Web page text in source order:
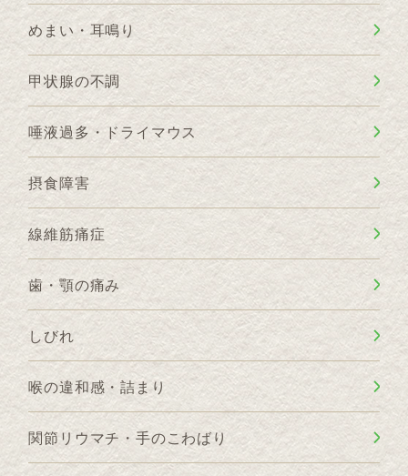
めまい・耳鳴り
甲状腺の不調
唾液過多・ドライマウス
摂食障害
線維筋痛症
歯・顎の痛み
しびれ
喉の違和感・詰まり
関節リウマチ・手のこわばり